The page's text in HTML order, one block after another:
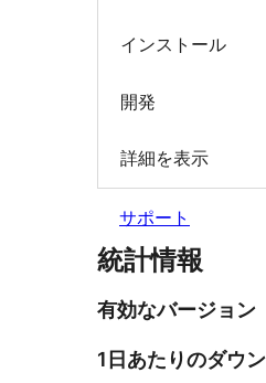
インストール
開発
詳細を表示
サポート
統計情報
有効なバージョン
1日あたりのダウ